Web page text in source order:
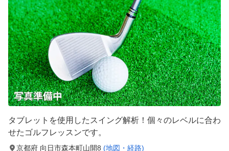
タブレットを使用したスイング解析！個々のレベルに合わ
せたゴルフレッスンです。
京都府 向日市森本町山開8 (地図・経路)